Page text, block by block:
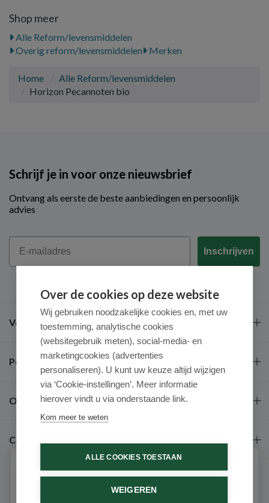
Shop meer
Alle Reform/levensmiddelen
Overig reform/levensmiddelen
Merken
Home
Alle Reform/levensmiddelen
Horizon Pecannoten bio
Schrijf je in voor onze nieuwsbrief
Ontvang als eerste de beste aanbiedingen en persoonlijk
advies
Email
Inschrijven
Veel gestelde vragen
Populaire merken
Over ons
Contact
Over de cookies op deze website
Wij gebruiken noodzakelijke cookies en, met uw
toestemming, analytische cookies
(websitegebruik meten), social-media- en
marketingcookies (advertenties
personaliseren). U kunt uw keuze altijd wijzigen
via ‘Cookie-instellingen’. Meer informatie
hierover vindt u via onderstaande link.
Kom meer te weten
ALLE COOKIES TOESTAAN
WEIGEREN
Schrijf je in voor onze nieuwsbrief
Ontvang als eerste de beste aanbiedingen en persoonlijk